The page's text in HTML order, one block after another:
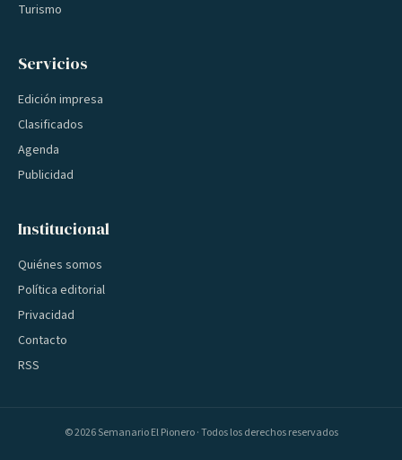
Turismo
Servicios
Edición impresa
Clasificados
Agenda
Publicidad
Institucional
Quiénes somos
Política editorial
Privacidad
Contacto
RSS
©2026Semanario El Pionero · Todos los derechos reservados